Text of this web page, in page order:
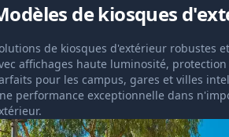
de kiosques
de kiosques d'extérieur robustes
affichages haute luminosité,
pour les campus, gares et villes
performance exceptionnelle dans